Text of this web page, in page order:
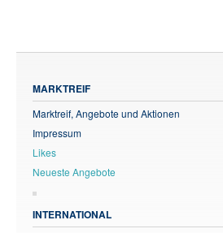
MARKTREIF
Marktreif, Angebote und Aktionen
Impressum
Likes
Neueste Angebote
INTERNATIONAL